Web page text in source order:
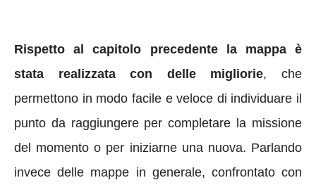
Rispetto al capitolo precedente la mappa è
stata realizzata con delle migliorie, che
permettono in modo facile e veloce di individuare il
punto da raggiungere per completare la missione
del momento o per iniziarne una nuova. Parlando
invece delle mappe in generale, confrontato con